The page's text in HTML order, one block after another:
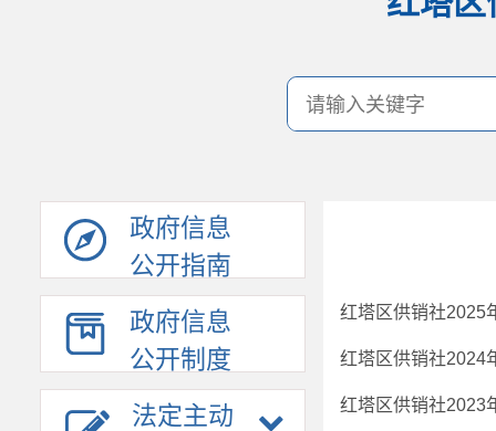
政府信息
公开指南
政府信息
公开制度
法定主动
红塔区供销社2025
红塔区供销社2024
红塔区供销社2023